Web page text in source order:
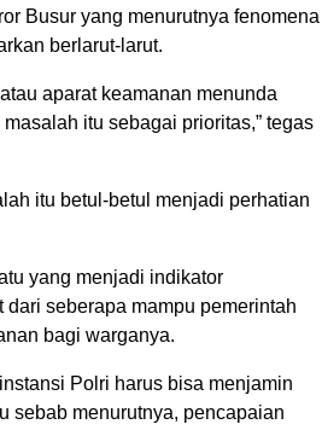
Busur yang menurutnya fenomena
berlarut-larut.
aparat keamanan menunda
itu sebagai prioritas,” tegas
itu betul-betul menjadi perhatian
yang menjadi indikator
seberapa mampu pemerintah
bagi warganya.
Polri harus bisa menjamin
sebab menurutnya, pencapaian